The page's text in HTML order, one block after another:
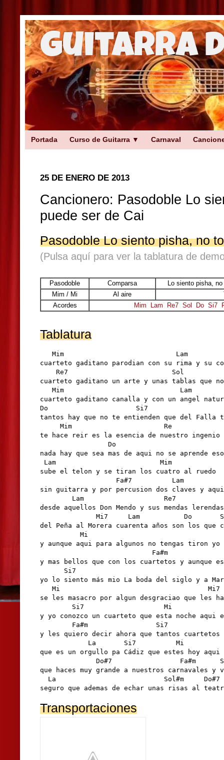
Guitarra
Portada Curso de Guitarra ▼ Carnaval
25 DE ENERO DE 2013
Cancionero: Pasodoble Lo
puede ser de Cai
Pasodoble Lo siento pisha, no
(Pulsa aquí para ver la tablatura de
Pasodoble Comparsa
Lo siento pisha,
Mim / Mi
Al aire
Acordes
Mim Lam Re7 Sol Do Si7
Tablatura
   Mim                            Lam
cuarteto gaditano parodian con su rima y su
Re7                          Sol
cuarteto gaditano un arte y unas tablas que
   Mim                             Lam
cuarteto gaditano canalla y con un angel
Do                      Si7
tantos hay que no te entienden que del Falla
     Mim                       Re
te hace reir es la esencia de nuestro ingenio
Do
nada hay que sea mas de aqui no se aprende
Lam                          Mim
sube el telon y se tiran los cuatro al ruedo
Fa#7          Lam
sin guitarra y por percusion dos claves y
Lam                    Re7
desde aquellos Don Mendo y sus mendas
Mi7     Lam           Do
del Peña al Morera cuarenta años son los
Mi
y aunque aqui para algunos no tengas tiron yo
                            Fa#m
y mas bellos que con los cuartetos y aunque
Si7
yo lo siento más mio La boda del siglo y a
Mi                                     Mi7
se les masacro por algun desgraciao que les
Si7                    Mi
y yo conozco un cuarteto que esta noche
Fa#m                 Si7
y les quiero decir ahora que tantos
            La       Si7          Mi
que es un orgullo pa Cádiz que estes hoy aqui
Do#7                 Fa#m
que haces muy grande a nuestros carnavales
La                           Sol#m
seguro que ademas de echar unas risas al
Transportaciones